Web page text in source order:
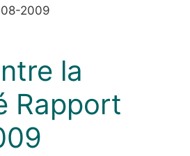
2009
la
Rapport